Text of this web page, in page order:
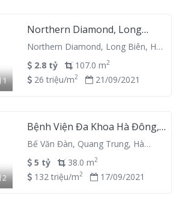
1
Northern Diamond, Long
Biên, Hà Nội
Northern Diamond, Long Biên, Hà
Nội
2.8 tỷ 107.0 m2
26 triệu/m2 21/09/2021
2
Bệnh Viện Đa Khoa Hà Đông,
2 Bế Văn Đàn, Quận Hà Đông,
Hanoi 151900, Vietnam
Bế Văn Đàn, Quang Trung, Hà
Đông, Hà Nội
5 tỷ 38.0 m2
132 triệu/m2 17/09/2021